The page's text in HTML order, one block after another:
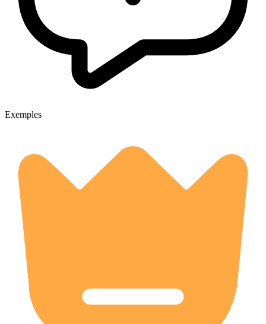
Exemples